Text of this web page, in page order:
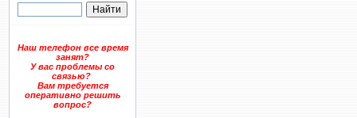
Наш телефон все время
занят?
У вас проблемы со
связью?
Вам требуется
оперативно решить
вопрос?